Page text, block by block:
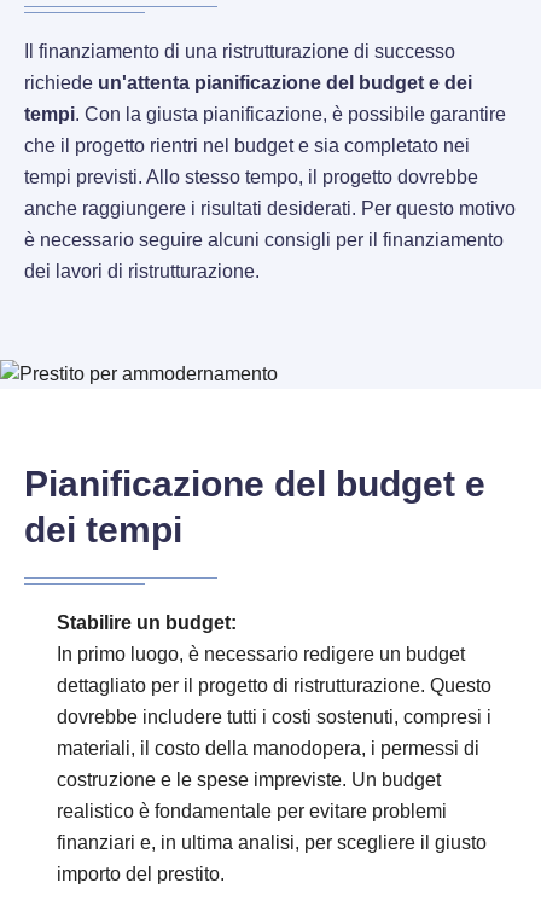
Il finanziamento di una ristrutturazione di successo
richiede un'attenta pianificazione del budget e dei
tempi. Con la giusta pianificazione, è possibile garantire
che il progetto rientri nel budget e sia completato nei
tempi previsti. Allo stesso tempo, il progetto dovrebbe
anche raggiungere i risultati desiderati. Per questo motivo
è necessario seguire alcuni consigli per il finanziamento
dei lavori di ristrutturazione.
Pianificazione del budget e
dei tempi
Stabilire un budget:
In primo luogo, è necessario redigere un budget
dettagliato per il progetto di ristrutturazione. Questo
dovrebbe includere tutti i costi sostenuti, compresi i
materiali, il costo della manodopera, i permessi di
costruzione e le spese impreviste. Un budget
realistico è fondamentale per evitare problemi
finanziari e, in ultima analisi, per scegliere il giusto
importo del prestito.